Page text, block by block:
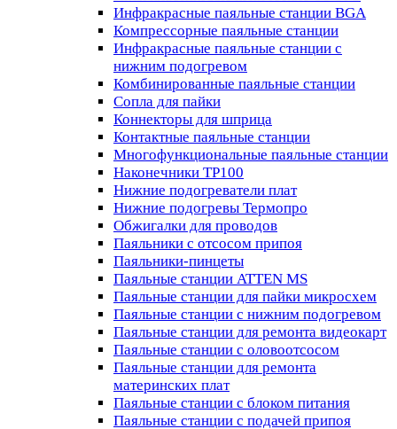
Инфракрасные паяльные станции BGA
Компрессорные паяльные станции
Инфракрасные паяльные станции с
нижним подогревом
Комбинированные паяльные станции
Сопла для пайки
Коннекторы для шприца
Контактные паяльные станции
Многофункциональные паяльные станции
Наконечники TP100
Нижние подогреватели плат
Нижние подогревы Термопро
Обжигалки для проводов
Паяльники с отсосом припоя
Паяльники-пинцеты
Паяльные станции ATTEN MS
Паяльные станции для пайки микросхем
Паяльные станции с нижним подогревом
Паяльные станции для ремонта видеокарт
Паяльные станции с оловоотсосом
Паяльные станции для ремонта
материнских плат
Паяльные станции с блоком питания
Паяльные станции с подачей припоя